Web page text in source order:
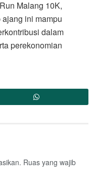
Malang 10K,
ini mampu
dalam
perekonomian
Ruas yang wajib